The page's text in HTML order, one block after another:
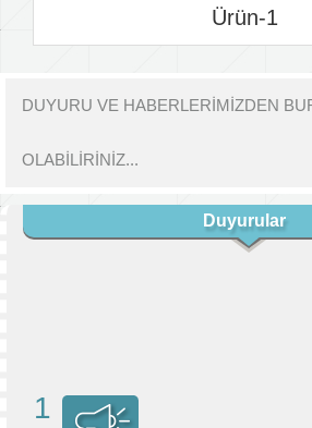
Ürün-1
DUYURU VE HABERLERİMİZDEN
OLABİLİRİNİZ...
Duyurular
1